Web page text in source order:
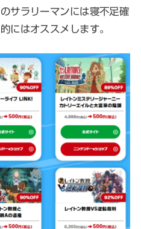
サラリーマンには寝不足確
にはオススメします。